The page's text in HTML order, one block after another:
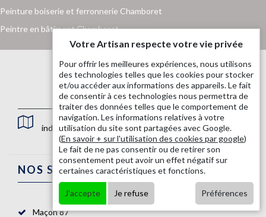
Peinture boiserie et ferronnerie Chamboret
Peintre en bâtiment Chamboret
indisponible
NOS SERVICES
Maçon 87
Votre Artisan respecte votre vie privée
Pour offrir les meilleures expériences, nous utilisons
des technologies telles que les cookies pour stocker
et/ou accéder aux informations des appareils. Le fait
de consentir à ces technologies nous permettra de
traiter des données telles que le comportement de
navigation. Les informations relatives à votre
utilisation du site sont partagées avec Google.
(En savoir + sur l'utilisation des cookies par google)
Le fait de ne pas consentir ou de retirer son
consentement peut avoir un effet négatif sur
certaines caractéristiques et fonctions.
J'accepte Je refuse Préférences